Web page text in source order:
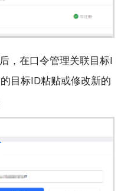
，在口令管理关联目标I
目标ID粘贴或修改新的